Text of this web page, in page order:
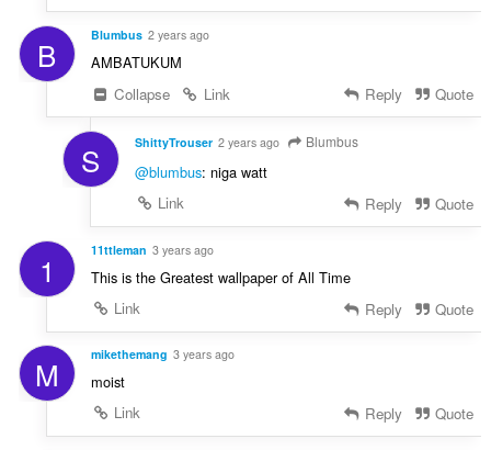
B Blumbus 2 years ago
AMBATUKUM
Collapse
Link Reply Quote
S ShittyTrouser 2 years ago Blumbus
@blumbus: niga watt
Link
Reply Quote
1 11ttleman 3 years ago
This is the Greatest wallpaper of All Time
Link
Reply Quote
M mikethemang 3 years ago
moist
Link
Reply Quote